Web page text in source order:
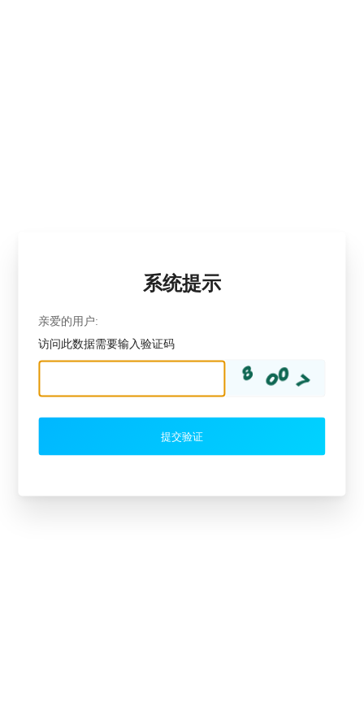
系统提示
亲爱的用户:
访问此数据需要输入验证码